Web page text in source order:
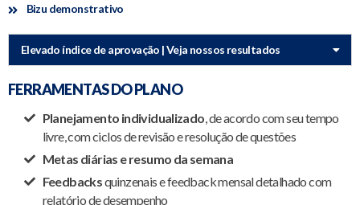
Bizu demonstrativo
Elevado índice de aprovação | Veja nossos resultados
FERRAMENTAS DO PLANO
Planejamento individualizado , de acordo com seu tempo
livre, com ciclos de revisão e resolução de questões
Metas diárias e resumo da semana
Feedbacksquinzenais e feedback mensal detalhado com
relatório de desempenho